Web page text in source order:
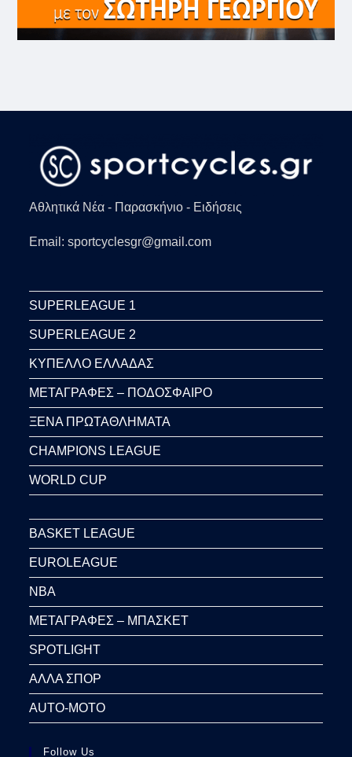
Αθλητικά Νέα - Παρασκήνιο - Ειδήσεις
Email: sportcyclesgr@gmail.com
SUPERLEAGUE 1
SUPERLEAGUE 2
ΚΥΠΕΛΛΟ ΕΛΛΑΔΑΣ
ΜΕΤΑΓΡΑΦΕΣ – ΠΟΔΟΣΦΑΙΡΟ
ΞΕΝΑ ΠΡΩΤΑΘΛΗΜΑΤΑ
CHAMPIONS LEAGUE
WORLD CUP
BASKET LEAGUE
EUROLEAGUE
NBA
ΜΕΤΑΓΡΑΦΕΣ – ΜΠΑΣΚΕΤ
SPOTLIGHT
ΑΛΛΑ ΣΠΟΡ
AUTO-MOTO
Follow Us